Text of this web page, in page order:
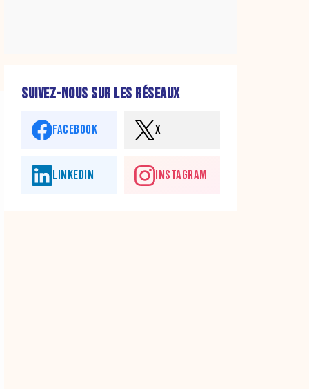
SUIVEZ-NOUS SUR LES RÉSEAUX
FACEBOOK X
LINKEDIN INSTAGRAM